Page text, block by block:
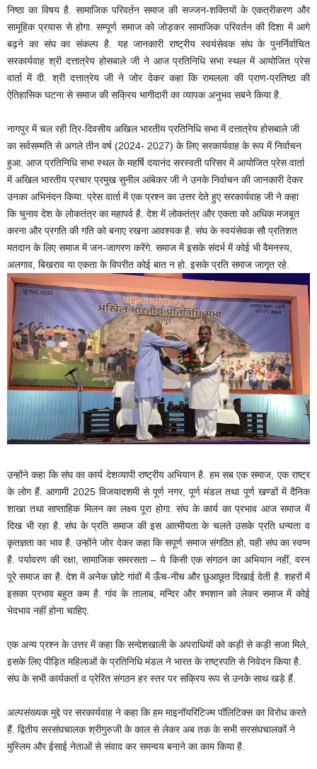
निष्ठा का विषय है. सामाजिक परिवर्तन समाज की सज्जन-शक्तियों के एकत्रीकरण और
सामूहिक प्रयास से होगा. सम्पूर्ण समाज को जोड़कर सामाजिक परिवर्तन की दिशा में आगे
बढ़ने का संघ का संकल्प है. यह जानकारी राष्ट्रीय स्वयंसेवक संघ के पुनर्निर्वाचित
सरकार्यवाह श्री दत्तात्रेय होसबाले जी ने आज प्रतिनिधि सभा स्थल में आयोजित प्रेस
वार्ता में दी. श्री दत्तात्रेय जी ने जोर देकर कहा कि रामलला की प्राण-प्रतिष्ठा की
ऐतिहासिक घटना से समाज की सक्रिय भागीदारी का व्यापक अनुभव सबने किया है.
नागपुर में चल रही त्रि-दिवसीय अखिल भारतीय प्रतिनिधि सभा में दत्तात्रेय होसबाले जी
का सर्वसम्मति से अगले तीन वर्ष (2024- 2027) के लिए सरकार्यवाह के रूप में निर्वाचन
हुआ. आज प्रतिनिधि सभा स्थल के महर्षि दयानंद सरस्वती परिसर में आयोजित प्रेस वार्ता
में अखिल भारतीय प्रचार प्रमुख सुनील आंबेकर जी ने उनके निर्वाचन की जानकारी देकर
उनका अभिनंदन किया. प्रेस वार्ता में एक प्रश्न का उत्तर देते हुए सरकार्यवाह जी ने कहा
कि चुनाव देश के लोकतंत्र का महापर्व है. देश में लोकतंत्र और एकता को अधिक मजबूत
करना और प्रगति की गति को बनाए रखना आवश्यक है. संघ के स्वयंसेवक सौ प्रतिशत
मतदान के लिए समाज में जन-जागरण करेंगे. समाज में इसके संदर्भ में कोई भी वैमनस्य,
अलगाव, बिखराव या एकता के विपरीत कोई बात न हो. इसके प्रति समाज जागृत रहे.
उन्होंने कहा कि संघ का कार्य देशव्यापी राष्ट्रीय अभियान है. हम सब एक समाज, एक राष्ट्र
के लोग हैं. आगामी 2025 विजयादशमी से पूर्ण नगर, पूर्ण मंडल तथा पूर्ण खण्डों में दैनिक
शाखा तथा साप्ताहिक मिलन का लक्ष्य पूरा होगा. संघ के कार्य का प्रभाव आज समाज में
दिख भी रहा है. संघ के प्रति समाज की इस आत्मीयता के चलते उसके प्रति धन्यता व
कृतज्ञता का भाव है. उन्होंने जोर देकर कहा कि सपूर्ण समाज संगठित हो, यही संघ का स्वप्न
है. पर्यावरण की रक्षा, सामाजिक समरसता – ये किसी एक संगठन का अभियान नहीं, वरन
पूरे समाज का है. देश में अनेक छोटे गांवों में ऊँच-नीच और छुआछूत दिखाई देती है. शहरों में
इसका प्रभाव बहुत कम है. गांव के तालाब, मन्दिर और श्मशान को लेकर समाज में कोई
भेदभाव नहीं होना चाहिए.
एक अन्य प्रश्न के उत्तर में कहा कि सन्देशखाली के अपराधियों को कड़ी से कड़ी सजा मिले,
इसके लिए पीड़ित महिलाओं के प्रतिनिधि मंडल ने भारत के राष्ट्रपति से निवेदन किया है.
संघ के सभी कार्यकर्ता व प्रेरित संगठन हर स्तर पर सक्रिय रूप से उनके साथ खड़े हैं.
अल्पसंख्यक मुद्दे पर सरकार्यवाह ने कहा कि हम माइनॉयरिटिज्म पॉलिटिक्स का विरोध करते
हैं. द्वितीय सरसंघचालक श्रीगुरुजी के काल से लेकर अब तक के सभी सरसंघचालकों ने
मुस्लिम और ईसाई नेताओं से संवाद कर समन्वय बनाने का काम किया है.